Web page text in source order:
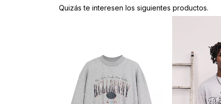
Quizás te interesen los siguientes productos.